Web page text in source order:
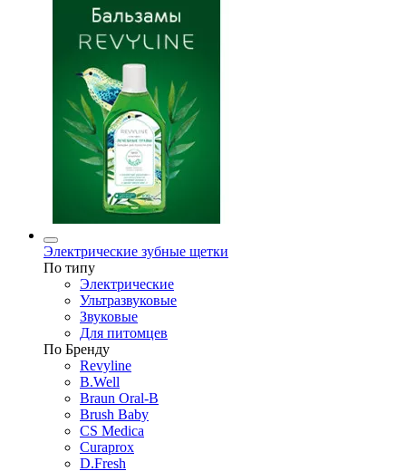
Электрические зубные щетки
По типу
Электрические
Ультразвуковые
Звуковые
Для питомцев
По Бренду
Revyline
B.Well
Braun Oral-B
Brush Baby
CS Medica
Curaprox
D.Fresh